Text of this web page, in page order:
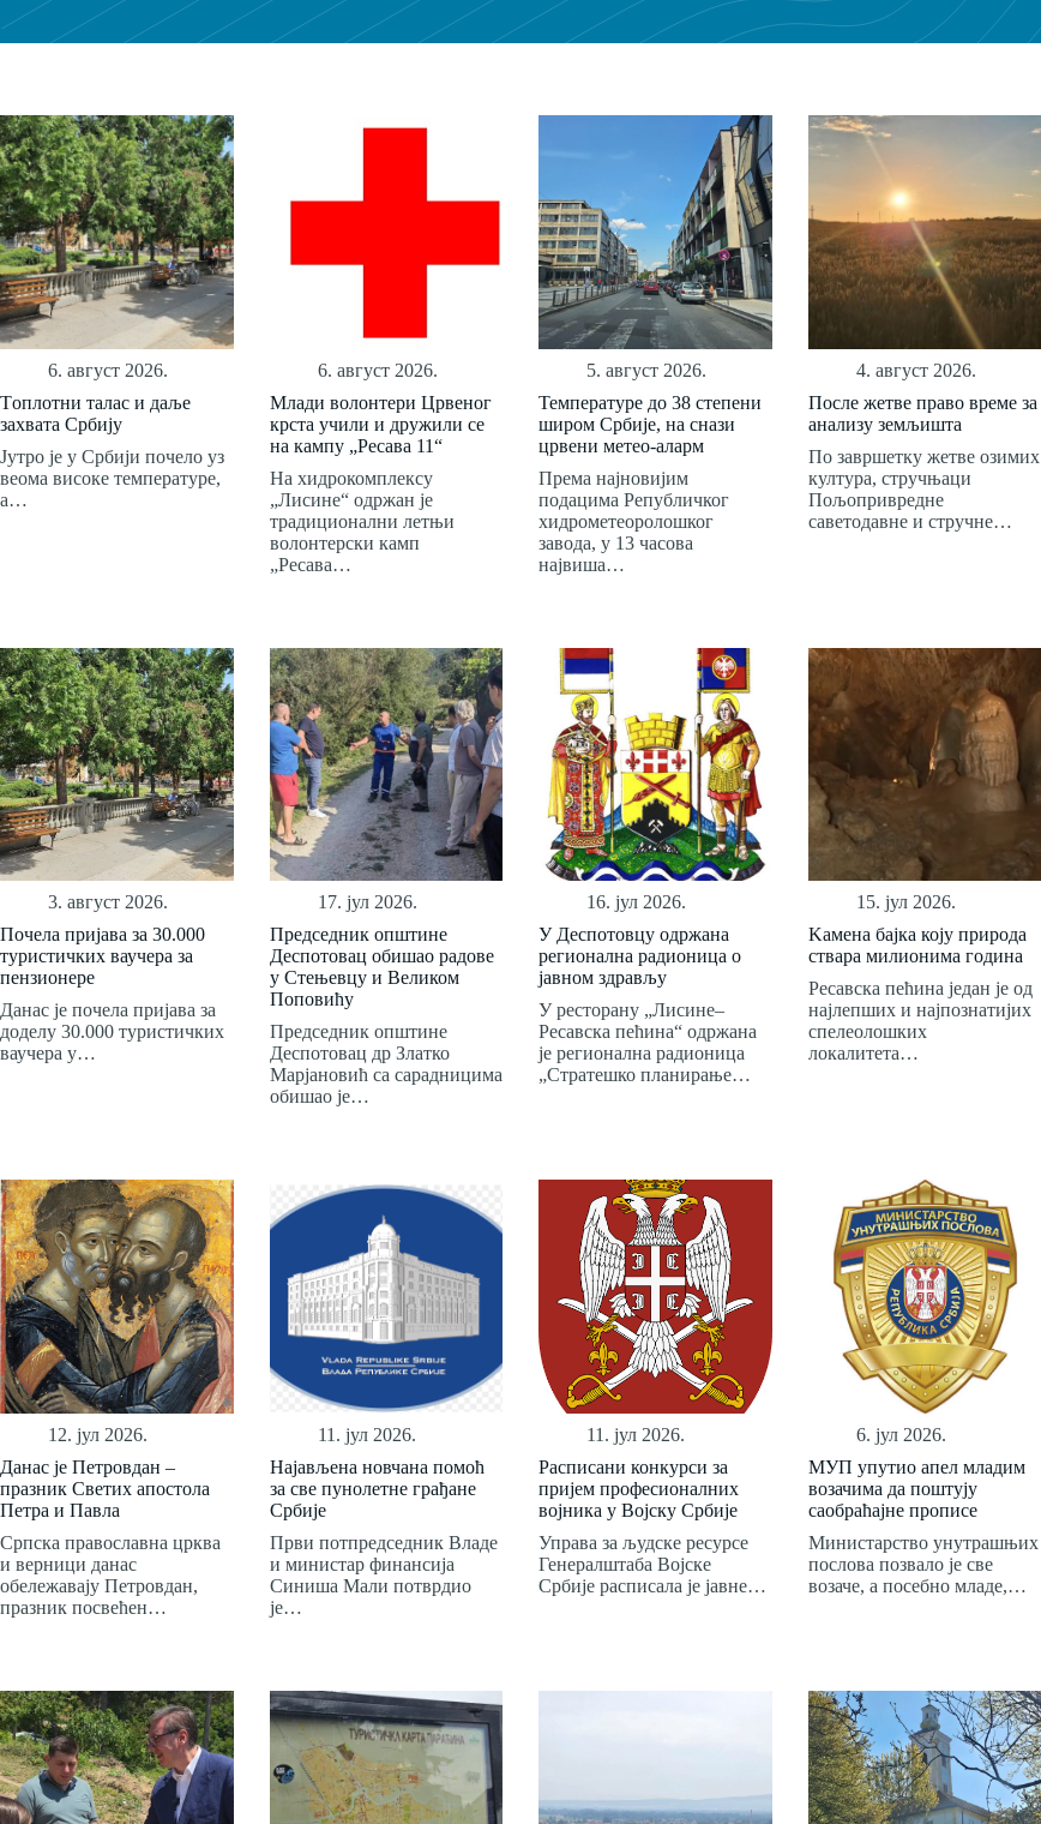
6. август 2026.
Tоплотни талас и даље
захвата Србију
Јутро је у Србији почело уз
веома високе температуре,
а…
6. август 2026.
Млади волонтери Црвеног
крста учили и дружили се
на кампу „Ресава 11“
На хидрокомплексу
„Лисине“ одржан је
традиционални летњи
волонтерски камп
„Ресава…
5. август 2026.
Температуре до 38 степени
широм Србије, на снази
црвени метео-аларм
Према најновијим
подацима Републичког
хидрометеоролошког
завода, у 13 часова
највиша…
4. август 2026.
После жетве право време за
анализу земљишта
По завршетку жетве озимих
култура, стручњаци
Пољопривредне
саветодавне и стручне…
3. август 2026.
Почела пријава за 30.000
туристичких ваучера за
пензионере
Данас је почела пријава за
доделу 30.000 туристичких
ваучера у…
17. јул 2026.
Председник општине
Деспотовац обишао радове
у Стењевцу и Великом
Поповићу
Председник општине
Деспотовац др Златко
Марјановић са сарадницима
обишао је…
16. јул 2026.
У Деспотовцу одржана
регионална радионица о
јавном здрављу
У ресторану „Лисине–
Ресавска пећина“ одржана
је регионална радионица
„Стратешко планирање…
15. јул 2026.
Kамена бајка коју природа
ствара милионима година
Ресавска пећина један је од
најлепших и најпознатијих
спелеолошких
локалитета…
12. јул 2026.
Данас је Петровдан –
празник Светих апостола
Петра и Павла
Српска православна црква
и верници данас
обележавају Петровдан,
празник посвећен…
11. јул 2026.
Најављена новчана помоћ
за све пунолетне грађане
Србије
Први потпредседник Владе
и министар финансија
Синиша Мали потврдио
је…
11. јул 2026.
Расписани конкурси за
пријем професионалних
војника у Војску Србије
Управа за људске ресурсе
Генералштаба Војске
Србије расписала је јавне…
6. јул 2026.
МУП упутио апел младим
возачима да поштују
саобраћајне прописе
Министарство унутрашњих
послова позвало је све
возаче, а посебно младе,…